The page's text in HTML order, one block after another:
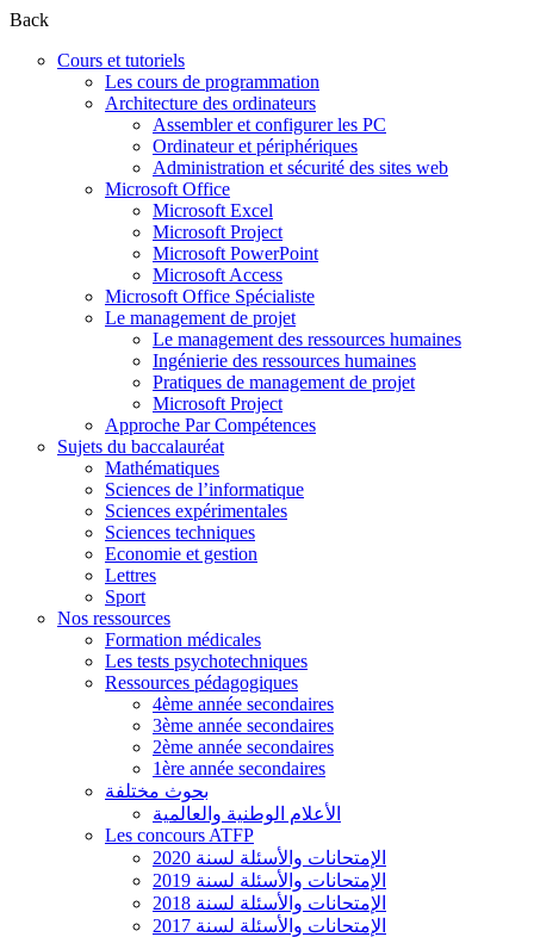
Back
Cours et tutoriels
Les cours de programmation
Architecture des ordinateurs
Assembler et configurer les PC
Ordinateur et périphériques
Administration et sécurité des sites web
Microsoft Office
Microsoft Excel
Microsoft Project
Microsoft PowerPoint
Microsoft Access
Microsoft Office Spécialiste
Le management de projet
Le management des ressources humaines
Ingénierie des ressources humaines
Pratiques de management de projet
Microsoft Project
Approche Par Compétences
Sujets du baccalauréat
Mathématiques
Sciences de l’informatique
Sciences expérimentales
Sciences techniques
Economie et gestion
Lettres
Sport
Nos ressources
Formation médicales
Les tests psychotechniques
Ressources pédagogiques
4ème année secondaires
3ème année secondaires
2ème année secondaires
1ère année secondaires
بحوث مختلفة
الأعلام الوطنية والعالمية
Les concours ATFP
الإمتحانات والأسئلة لسنة 2020
الإمتحانات والأسئلة لسنة 2019
الإمتحانات والأسئلة لسنة 2018
الإمتحانات والأسئلة لسنة 2017